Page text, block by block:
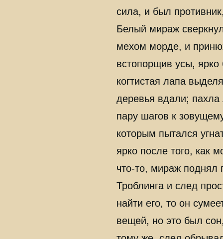
сила, и был
Белый мираж
мехом морде, и
встопорщив усы,
когтистая лапа
деревья вдали;
пару шагов к
которым пытался
ярко после того, как
что-то, мираж поднял
Троблинга и след
найти его, то он
вещей, но это был